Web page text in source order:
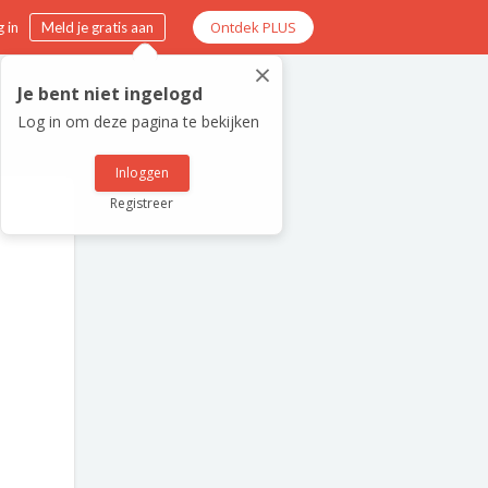
in Meld je gratis aan Ontdek PLUS
×
Je bent niet ingelogd
Log in om deze pagina te bekijken
Inloggen
Registreer